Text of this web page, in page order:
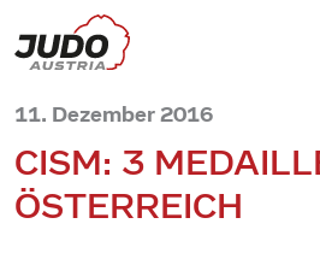
11. Dezember 2016
CISM: 3
ÖSTERREICH